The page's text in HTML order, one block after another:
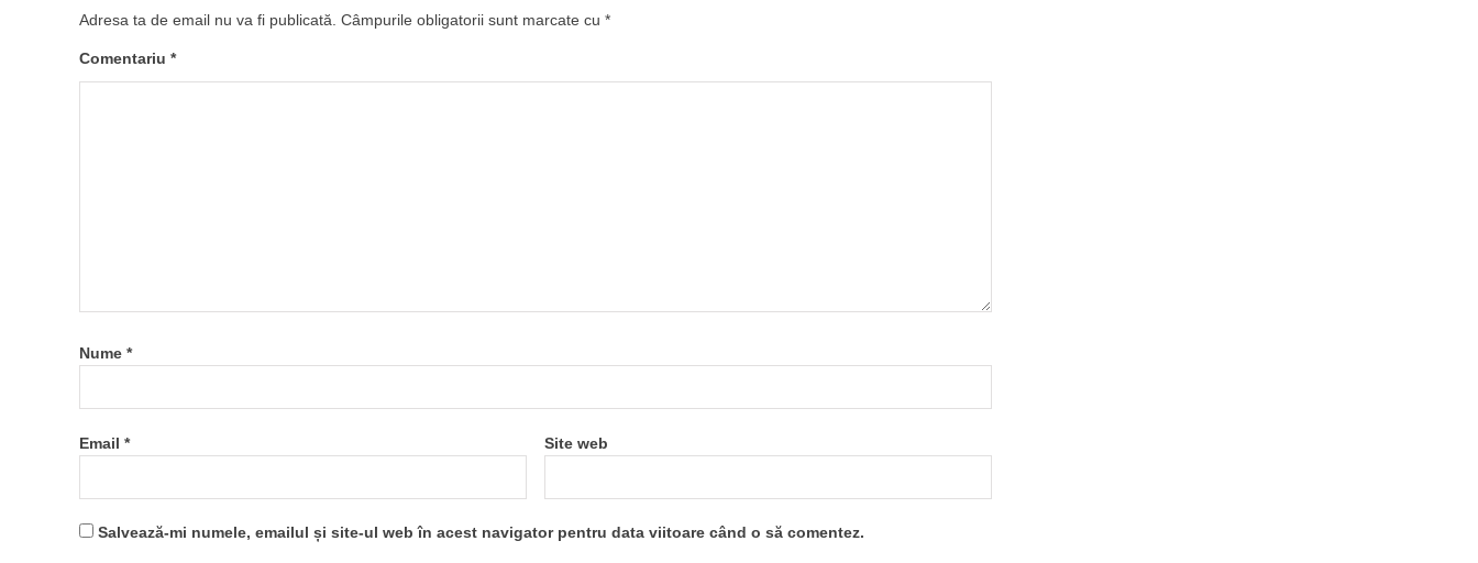
Adresa ta de email nu va fi publicată. Câmpurile obligatorii sunt marcate cu *
Comentariu *
Nume *
Email * Site web
Salvează-mi numele, emailul și site-ul web în acest navigator pentru data viitoare când o să comentez.